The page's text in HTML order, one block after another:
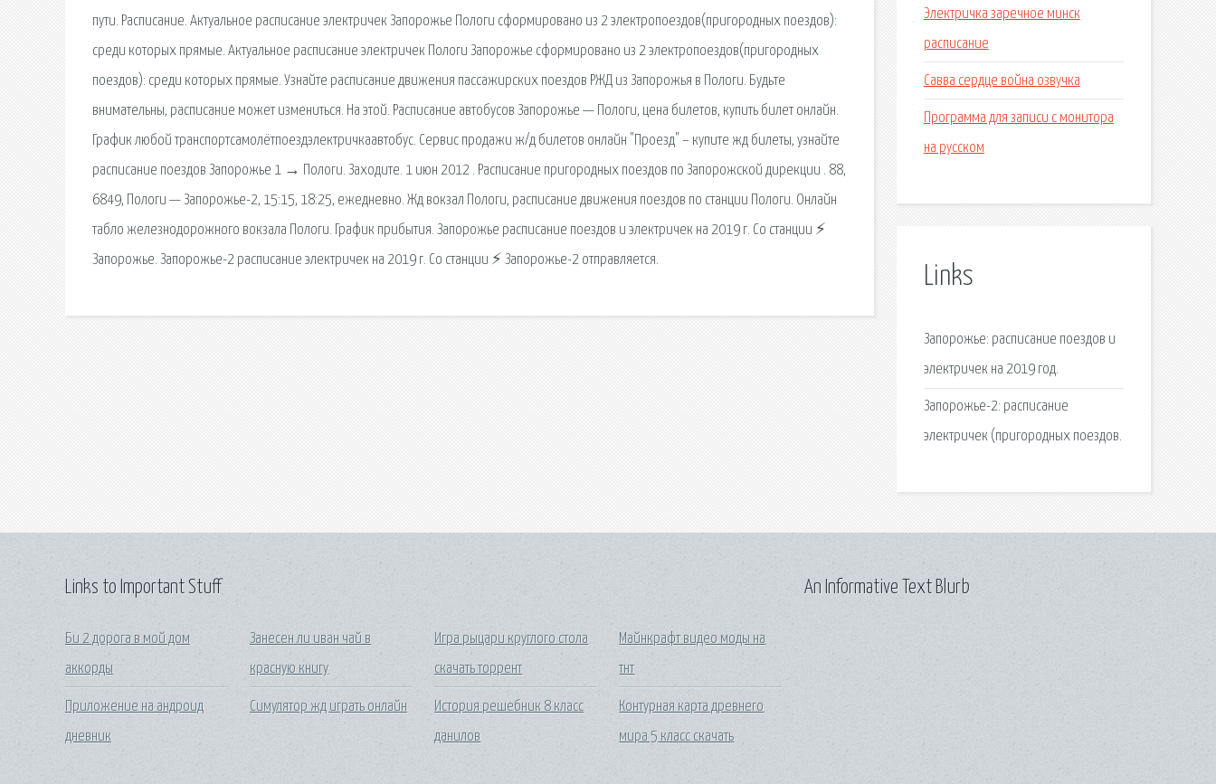
пути. Расписание. Актуальное расписание электричек Запорожье Пологи сформировано из 2 электропоездов(пригородных поездов):
среди которых прямые. Актуальное расписание электричек Пологи Запорожье сформировано из 2 электропоездов(пригородных
поездов): среди которых прямые. Узнайте расписание движения пассажирских поездов РЖД из Запорожья в Пологи. Будьте
внимательны, расписание может измениться. На этой. Расписание автобусов Запорожье — Пологи, цена билетов, купить билет онлайн.
График любой транспортсамолётпоездэлектричкаавтобус. Сервис продажи ж/д билетов онлайн "Проезд" – купите жд билеты, узнайте
расписание поездов Запорожье 1 → Пологи. Заходите. 1 июн 2012 . Расписание пригородных поездов по Запорожской дирекции . 88,
6849, Пологи — Запорожье-2, 15:15, 18:25, ежедневно. Жд вокзал Пологи, расписание движения поездов по станции Пологи. Онлайн
табло железнодорожного вокзала Пологи. График прибытия. Запорожье расписание поездов и электричек на 2019 г. Со станции ⚡
Запорожье. Запорожье-2 расписание электричек на 2019 г. Со станции ⚡ Запорожье-2 отправляется.
Электричка заречное минск
расписание
Савва сердце война озвучка
Программа для записи с монитора
на русском
Links
Запорожье: расписание поездов и
электричек на 2019 год.
Запорожье-2: расписание
электричек (пригородных поездов.
Links to Important Stuff
Би 2 дорога в мой дом
аккорды
Приложение на андроид
дневник
Занесен ли иван чай в
красную книгу
Симулятор жд играть онлайн
Игра рыцари круглого стола
скачать торрент
История решебник 8 класс
данилов
Майнкрафт видео моды на
тнт
Контурная карта древнего
мира 5 класс скачать
An Informative Text Blurb